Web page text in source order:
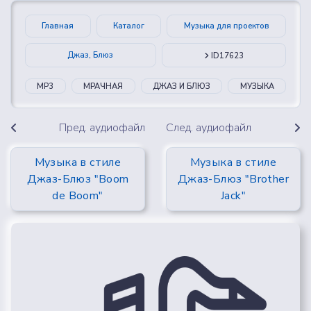
Главная Каталог Музыка для проектов
Джаз, Блюз ID17623
MP3 МРАЧНАЯ ДЖАЗ И БЛЮЗ МУЗЫКА
Пред. аудиофайл
Музыка в стиле
Джаз-Блюз "Boom
de Boom"
След. аудиофайл
Музыка в стиле
Джаз-Блюз "Brother
Jack"